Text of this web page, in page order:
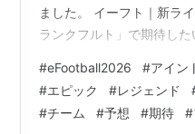
国際タイトル
1979-80
UEFAインタートトカ
ました。 イーフト｜新ラ
ランクフルト」で期待し
フルト」で期待したいエピ
ック選手 １）長谷部誠（
ガスティン・オコチャ（
#eFootball2026 #アイン
#エピック #レジェンド
#チーム #予想 #期待 #